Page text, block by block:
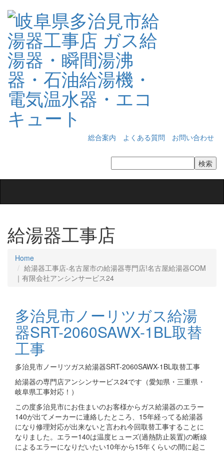
総合案内 よくある質問 お問い合わせ
給湯器工事店
Home
給湯器工事店‐名古屋市の給湯器専門店!名古屋給湯器COM
｜有限会社アンシンサービス24
多治見市ノーリツガス給湯
器SRT-2060SAWX-1BL取替
工事
多治見市ノーリツガス給湯器SRT-2060SAWX-1BL取替工事
給湯器の専門店アンシンサービス24です（愛知県・三重県・
岐阜県工事対応！）
この度多治見市にお住まいのお客様からガス給湯器のエラー
140が出てメーカーに連絡したところ、15年経ってる給湯器
になり修理対応が出来ないと言われ今回取替工事することに
なりました。エラー140は温度ヒューズ(過熱防止装置)の断線
によるエラーになりだいたい10年から15年くらいの間に起こ